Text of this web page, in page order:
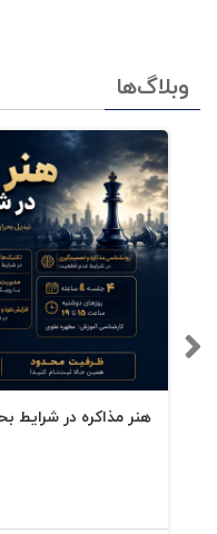
وبلاگ‌ها
هنر مذاکره در شرایط